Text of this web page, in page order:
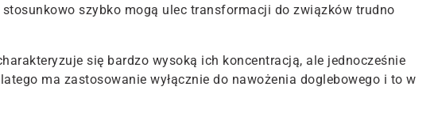
szybko mogą ulec transformacji do związków trudno
się bardzo wysoką ich koncentracją, ale jednocześnie
ma zastosowanie wyłącznie do nawożenia doglebowego i to w